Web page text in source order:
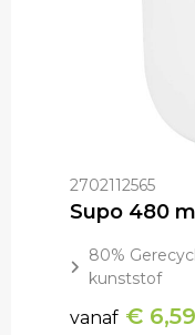
2702112565
80%
kunststof
vanaf € 6,59